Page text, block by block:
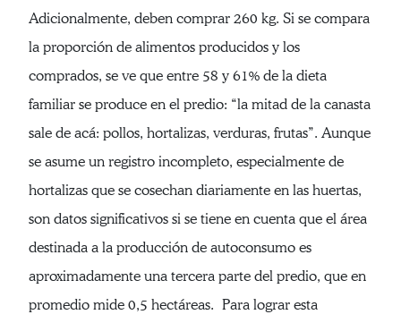
Adicionalmente, deben comprar 260 kg. Si se compara
la proporción de alimentos producidos y los
comprados, se ve que entre 58 y 61% de la dieta
familiar se produce en el predio: “la mitad de la canasta
sale de acá: pollos, hortalizas, verduras, frutas”. Aunque
se asume un registro incompleto, especialmente de
hortalizas que se cosechan diariamente en las huertas,
son datos significativos si se tiene en cuenta que el área
destinada a la producción de autoconsumo es
aproximadamente una tercera parte del predio, que en
promedio mide 0,5 hectáreas. Para lograr esta